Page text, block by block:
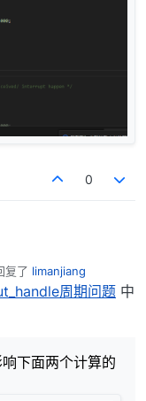
0
复了 limanjiang
周期问题 中
下面两个计算的